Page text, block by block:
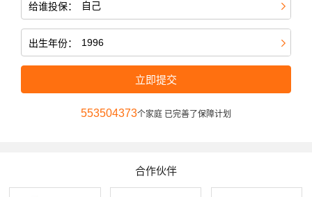
给谁投保：
出生年份：
立即提交
553504373个家庭 已完善了保障计划
合作伙伴